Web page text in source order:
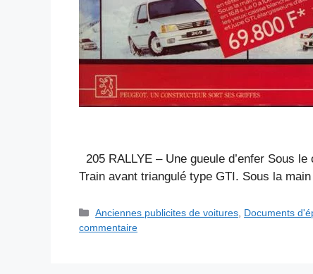
205 RALLYE – Une gueule d’enfer Sous
Train avant triangulé type GTI. Sous la
Catégories
Anciennes publicites de voitures Documents
commentaire